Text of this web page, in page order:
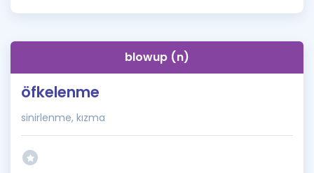
İngilizce Gramer
blowup (n)
öfkelenme
sinirlenme, kızma